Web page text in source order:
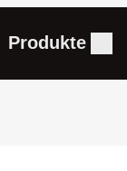
Produkte